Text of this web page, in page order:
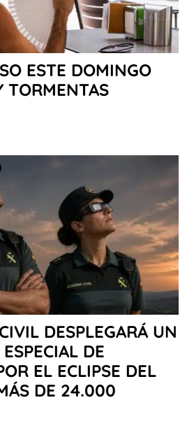
ESTE DOMINGO
TORMENTAS
DESPLEGARÁ UN
DE
EL ECLIPSE DEL
DE 24.000